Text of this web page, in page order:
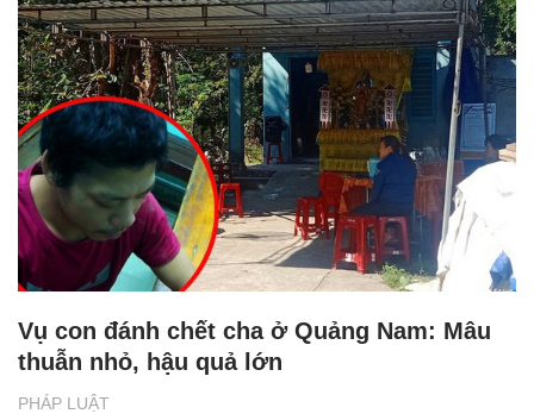
PHÁP LUẬT
Vụ con đánh chết cha ở Quảng Nam: Mâu
thuẫn nhỏ, hậu quả lớn